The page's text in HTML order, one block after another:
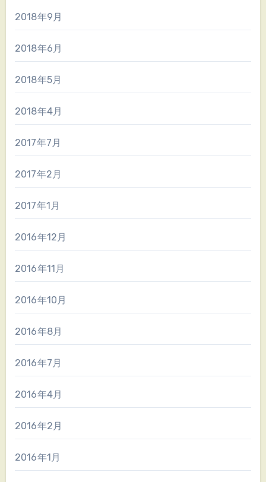
2018年9月
2018年6月
2018年5月
2018年4月
2017年7月
2017年2月
2017年1月
2016年12月
2016年11月
2016年10月
2016年8月
2016年7月
2016年4月
2016年2月
2016年1月